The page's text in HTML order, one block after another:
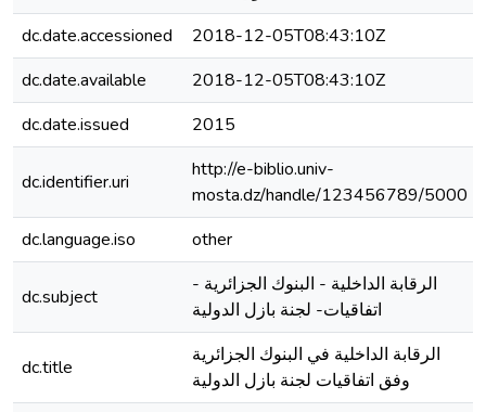
dc.date.accessioned
2018-12-05T08:43:10Z
dc.date.available
2018-12-05T08:43:10Z
dc.date.issued
2015
dc.identifier.uri
http://e-biblio.univ-
mosta.dz/handle/123456789/5000
dc.language.iso
other
dc.subject
الرقابة الداخلية - البنوك الجزائرية -
اتفاقيات- لجنة بازل الدولية
dc.title
الرقابة الداخلية في البنوك الجزائرية
وفق اتفاقيات لجنة بازل الدولية